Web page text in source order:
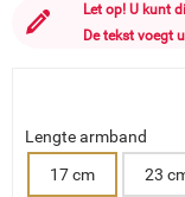
Let op! U kunt
De tekst voegt
Lengte armband
17 cm
23